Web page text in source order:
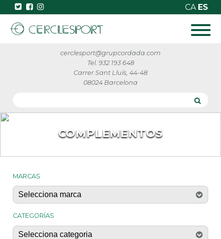
CA ES
cerclesport@grupcordada.com
Tel. 932 193 648
Carrer Sant Lluís, 44-48
08024 Barcelona
COMPLEMENTOS
MARCAS
CATEGORÍAS